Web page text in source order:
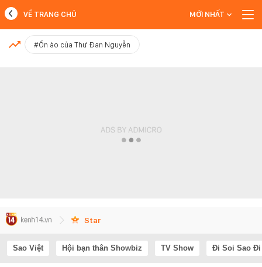
MỚI NHẤT
VỀ TRANG CHỦ MỚI NHẤT
#Ồn ào của Thư Đan Nguyễn
Star
Sao Việt Hội bạn thân Showbiz TV Show Đi Soi Sao Đi